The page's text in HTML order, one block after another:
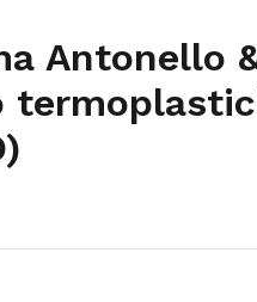
Antonello